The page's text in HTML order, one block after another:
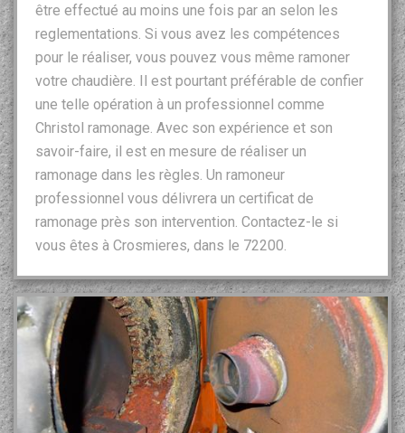
être effectué au moins une fois par an selon les
reglementations. Si vous avez les compétences
pour le réaliser, vous pouvez vous même ramoner
votre chaudière. Il est pourtant préférable de confier
une telle opération à un professionnel comme
Christol ramonage. Avec son expérience et son
savoir-faire, il est en mesure de réaliser un
ramonage dans les règles. Un ramoneur
professionnel vous délivrera un certificat de
ramonage près son intervention. Contactez-le si
vous êtes à Crosmieres, dans le 72200.